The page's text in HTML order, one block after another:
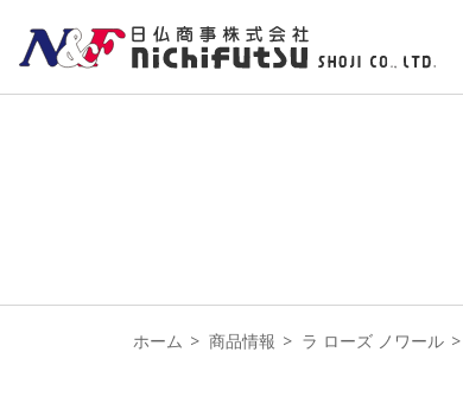
ホーム 商品情報 ラ ローズ ノワール